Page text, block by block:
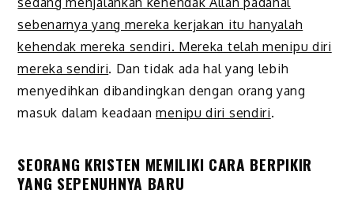
sebenarnya yang mereka kerjakan itu hanyalah
kehendak mereka sendiri. Mereka telah menipu diri
mereka sendiri. Dan tidak ada hal yang lebih
menyedihkan dibandingkan dengan orang yang
masuk dalam keadaanmenipu diri sendiri.
SEORANG KRISTEN MEMILIKI CARA BERPIKIR
YANG SEPENUHNYA BARU